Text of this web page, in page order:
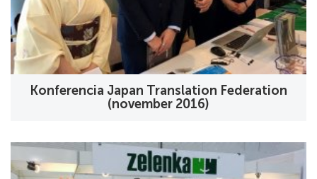
Konferencia Japan Translation Federation
(november 2016)